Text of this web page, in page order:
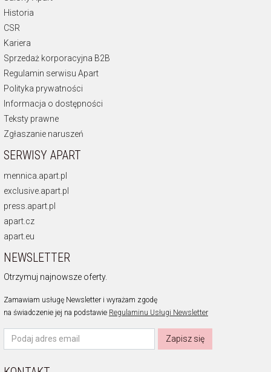
Historia
CSR
Kariera
Sprzedaż korporacyjna B2B
Regulamin serwisu Apart
Polityka prywatności
Informacja o dostępności
Teksty prawne
Zgłaszanie naruszeń
SERWISY APART
mennica.apart.pl
exclusive.apart.pl
press.apart.pl
apart.cz
apart.eu
NEWSLETTER
Otrzymuj najnowsze oferty.
Zamawiam usługę Newsletter i wyrażam zgodę
na świadczenie jej na podstawie Regulaminu Usługi Newsletter
Zapisz się